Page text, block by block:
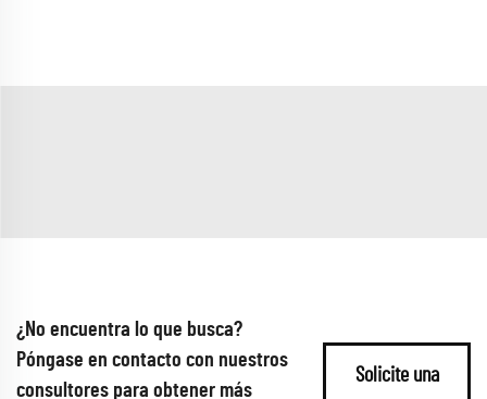
¿No encuentra lo que busca?
Póngase en contacto con nuestros
consultores para obtener más
Solicite una